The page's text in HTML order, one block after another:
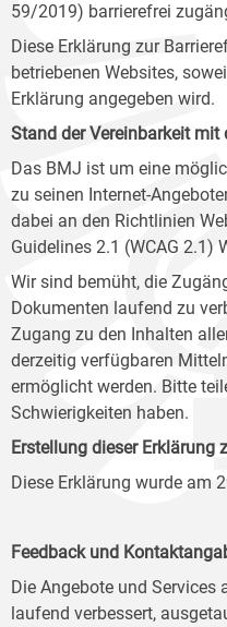
59/2019) barrierefrei
Diese Erklärung zur
betriebenen Websites,
Erklärung angegeben wird.
Stand der Vereinbarkeit mit
Das BMJ ist um eine
zu seinen Internet-
dabei an den Richtlinien
Guidelines 2.1 (WCAG 2.1)
Wir sind bemüht, die
Dokumenten laufend zu
Zugang zu den Inhalten
derzeitig verfügbaren
ermöglicht werden. Bitte
Schwierigkeiten haben.
Erstellung dieser Erklärung
Diese Erklärung wurde am
Feedback und
Die Angebote und Services
laufend verbessert,